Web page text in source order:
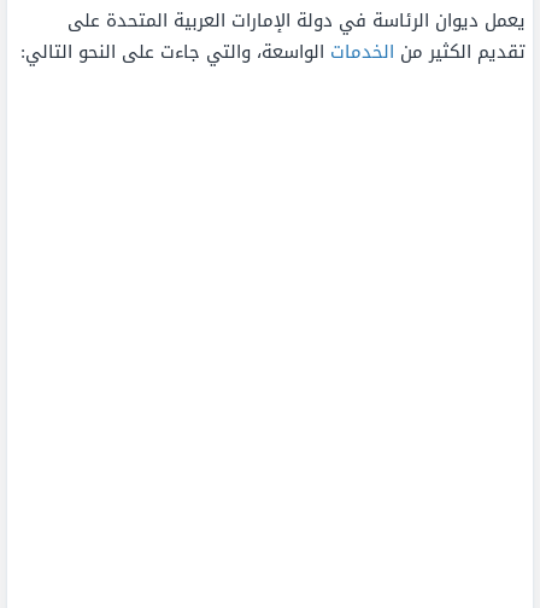
يعمل ديوان الرئاسة في دولة الإمارات العربية المتحدة على
تقديم الكثير من الخدمات الواسعة، والتي جاءت على النحو التالي: